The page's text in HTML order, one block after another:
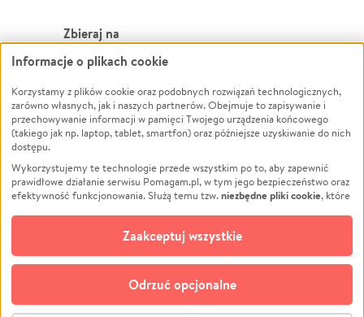
Zbieraj na
Leczenie
Zwierzęta
Pożar
Ukraina
Pomoc Finansowa
Projekty
Pogrzeb
Społeczność lokalna
Kultura
Powódź
Wichura
NGO
Edukacja
Podróż
Impreza
Ochrona środowiska
Biznes
Informacje o plikach cookie
Korzystamy z plików cookie oraz podobnych rozwiązań technologicznych,
zarówno własnych, jak i naszych partnerów. Obejmuje to zapisywanie i
przechowywanie informacji w pamięci Twojego urządzenia końcowego
(takiego jak np. laptop, tablet, smartfon) oraz późniejsze uzyskiwanie do nich
dostępu.
Wykorzystujemy te technologie przede wszystkim po to, aby zapewnić
prawidłowe działanie serwisu Pomagam.pl, w tym jego bezpieczeństwo oraz
efektywność funkcjonowania. Służą temu tzw.niezbędne pliki cookie, które
opcjonalnych plików cookie
technologii do celów analitycznych i retargetingowych. Możesz wyrazić
zgodę na ich stosowanie lub jej odmówić. W dowolnym momencie masz
możliwość zmiany swoich preferencji na stronie „Zarządzaj zgodami cookie”,
do której link znajdziesz w stopce serwisu Pomagam.pl. Opcjonalne pliki
cookie wykorzystywane są w następujących celach:
Odrzuć opcjonalne
Zaakceptuj wszystkie